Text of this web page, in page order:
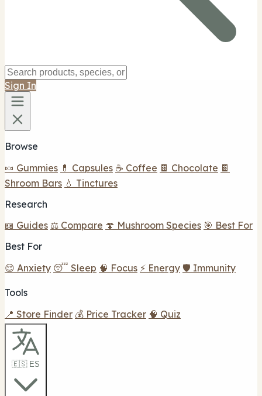
Sign In
Browse
🍬 Gummies 💊 Capsules ☕ Coffee 🍫 Chocolate 🍫
Shroom Bars 💧 Tinctures
Research
📖 Guides ⚖️ Compare 🍄 Mushroom Species 🎯 Best For
Best For
😌 Anxiety 😴 Sleep 🧠 Focus ⚡ Energy 🛡️ Immunity
Tools
📍 Store Finder 💰 Price Tracker 🧠 Quiz
🇪🇸 ES